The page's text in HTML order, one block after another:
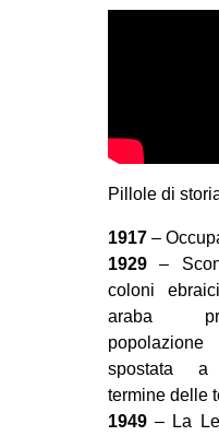
Pillole di
1917 –
1929 –
coloni
araba
spostata a
termine delle
1949 – La